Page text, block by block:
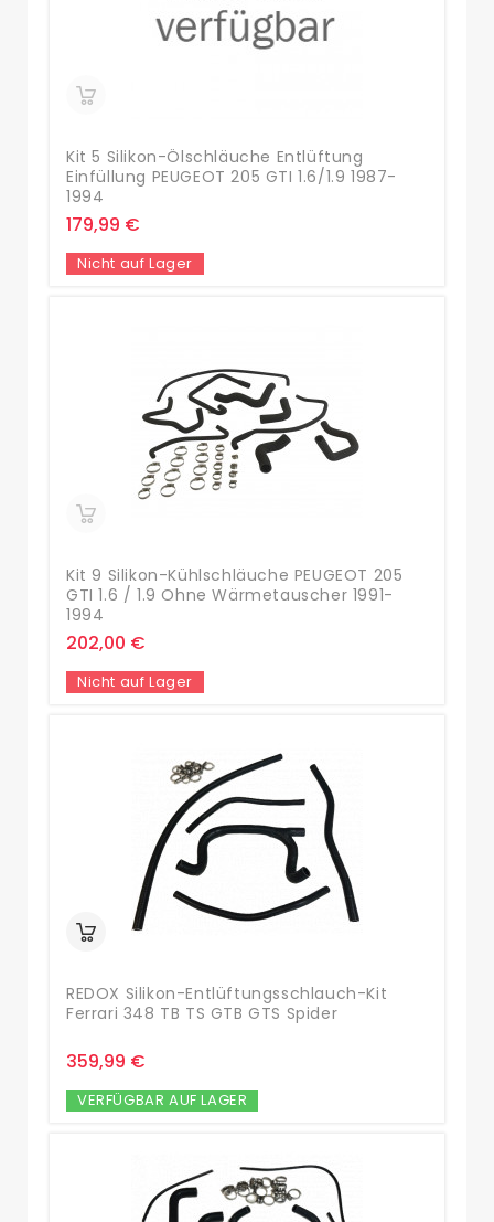
Kit 5 Silikon-Ölschläuche Entlüftung
Einfüllung PEUGEOT 205 GTI 1.6/1.9 1987-
1994
179,99 €
Nicht auf Lager
Kit 9 Silikon-Kühlschläuche PEUGEOT 205
GTI 1.6 / 1.9 Ohne Wärmetauscher 1991-
1994
202,00 €
Nicht auf Lager
REDOX Silikon-Entlüftungsschlauch-Kit
Ferrari 348 TB TS GTB GTS Spider
359,99 €
VERFÜGBAR AUF LAGER